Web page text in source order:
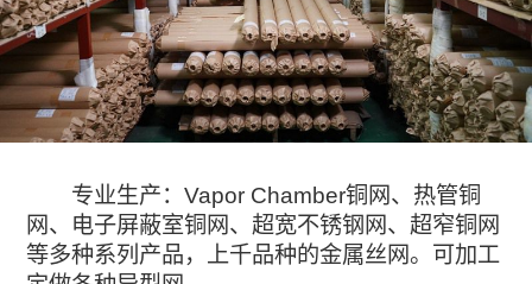
专业生产：Vapor Chamber铜网、热管铜
网、电子屏蔽室铜网、超宽不锈钢网、超窄铜网
等多种系列产品，上千品种的金属丝网。可加工